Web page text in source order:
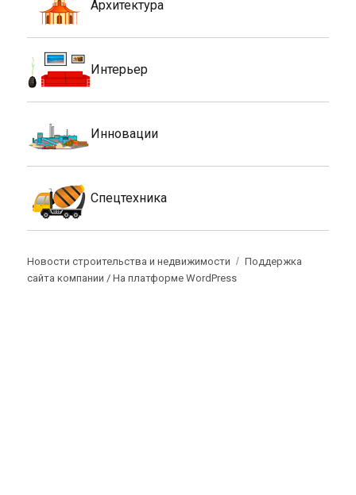
Архитектура
Интерьер
Инновации
Спецтехника
Новости строительства и недвижимости
Поддержка
сайта компании /На платформе WordPress